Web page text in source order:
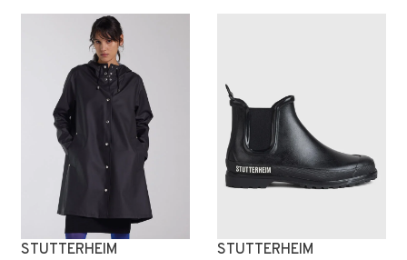
STUTTERHEIM STUTTERHEIM